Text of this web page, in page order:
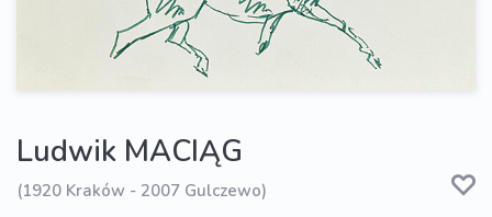
Ludwik MACIĄG
(1920 Kraków - 2007 Gulczewo)